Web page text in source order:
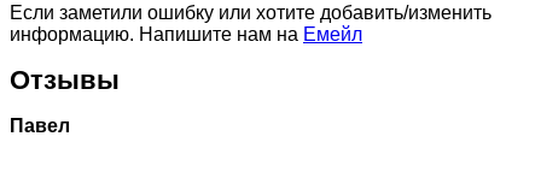
Если заметили ошибку или хотите добавить/изменить
информацию. Напишите нам на Емейл
Отзывы
Павел